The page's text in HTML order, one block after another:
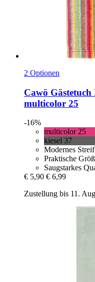
2 Optionen
Cawö Gästetuch
multicolor 25
-16%
multicolor 25
kiesel 37
Modernes
Praktische
Saugstarkes
€ 5,90 € 6,99
Zustellung bis 11.